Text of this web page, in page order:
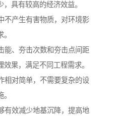
具有较高的经济效益。
不产生有害物质，对环境影
能、夯击次数和夯击点间距
果，满足不同工程需求。
相对简单，不需要复杂的设
有效减少地基沉降，提高地